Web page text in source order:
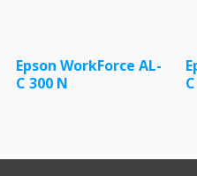
Epson WorkForce AL-
C 300 N